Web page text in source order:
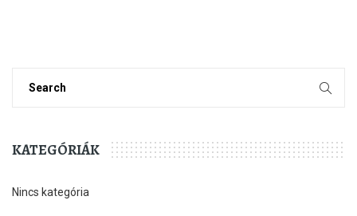
KATEGÓRIÁK
Nincs kategória